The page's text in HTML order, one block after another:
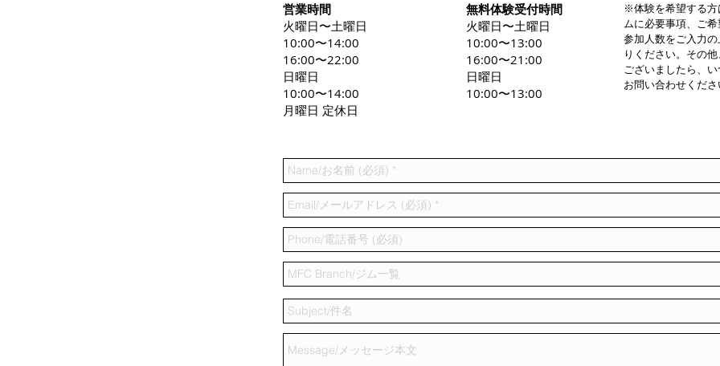
営業時間
火曜日〜土曜日
10:00〜14:00
16:00〜22:00
日曜日
10:00〜14:00
月曜日 定休日
無料体験受付時間
火曜日〜土曜日
10:00〜13:00
16:00〜21:00
日曜日
10:00〜13:00
※体験を希望する方
ムに必要事項、ご希
参加人数をご入力
りください。その
ございましたら、
お問い合わせくださ